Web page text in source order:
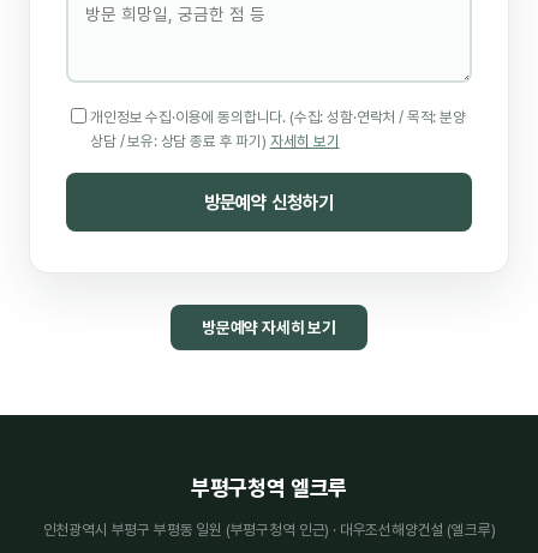
개인정보 수집·이용에 동의합니다. (수집: 성함·연락처 / 목적: 분양
상담 / 보유: 상담 종료 후 파기) 자세히 보기
방문예약 신청하기
방문예약 자세히 보기
부평구청역 엘크루
인천광역시 부평구 부평동 일원 (부평구청역 인근) · 대우조선해양건설 (엘크루)